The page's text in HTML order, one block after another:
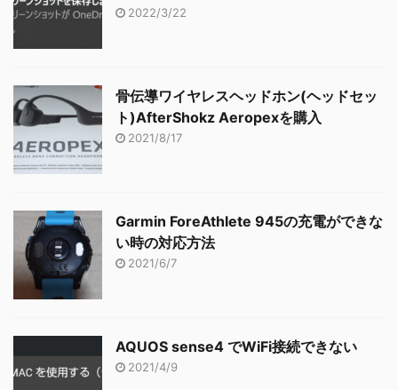
2022/3/22
骨伝導ワイヤレスヘッドホン(ヘッドセッ
ト)AfterShokz Aeropexを購入
2021/8/17
Garmin ForeAthlete 945の充電ができな
い時の対応方法
2021/6/7
AQUOS sense4 でWiFi接続できない
2021/4/9